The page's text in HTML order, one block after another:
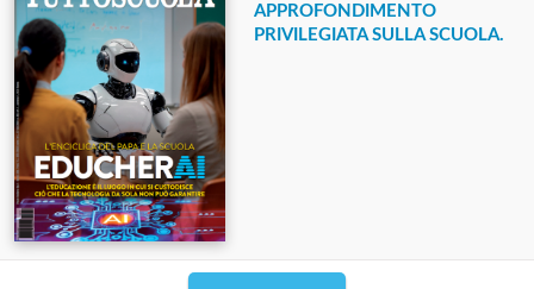
APPROFONDIMENTO
PRIVILEGIATA SULLA SCUOLA.